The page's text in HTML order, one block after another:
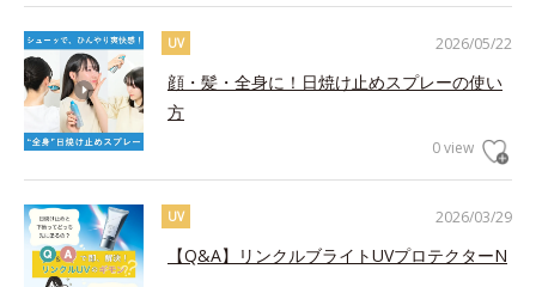
2026/05/22
UV
顔・髪・全身に！日焼け止めスプレーの使い
方
0 view
2026/03/29
UV
【Q&A】リンクルブライトUVプロテクターN